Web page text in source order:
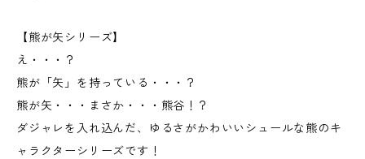
【熊が矢シリーズ】
え・・・？
熊が「矢」を持っている・・・？
熊が矢・・・まさか・・・熊谷！？
ダジャレを入れ込んだ、ゆるさがかわいいシュールな熊のキ
ャラクターシリーズです！